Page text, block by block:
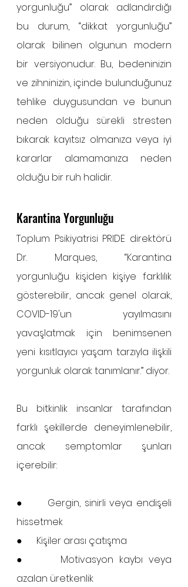
yorgunluğu” olarak adlandırdığı
bu durum, “dikkat yorgunluğu”
olarak bilinen olgunun modern
bir versiyonudur. Bu, bedeninizin
ve zihninizin, içinde bulunduğunuz
tehlike duygusundan ve bunun
neden olduğu sürekli stresten
bıkarak kayıtsız olmanıza veya iyi
kararlar alamamanıza neden
olduğu bir ruh halidir.
Karantina Yorgunluğu
Toplum Psikiyatrisi PRIDE direktörü
Dr. Marques, “Karantina
yorgunluğu kişiden kişiye farklılık
gösterebilir, ancak genel olarak,
COVID-19'un yayılmasını
yavaşlatmak için benimsenen
yeni kısıtlayıcı yaşam tarzıyla ilişkili
yorgunluk olarak tanımlanır.” diyor.
Bu bitkinlik insanlar tarafından
farklı şekillerde deneyimlenebilir,
ancak semptomlar şunları
içerebilir:
●      Gergin, sinirli veya endişeli
hissetmek
●      Kişiler arası çatışma
●      Motivasyon kaybı veya
azalan üretkenlik